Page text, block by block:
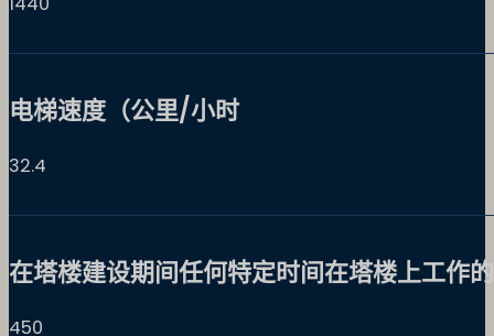
电梯速度（公里/小时
32.4
在塔楼建设期间任何特定时间在塔楼上工作
450